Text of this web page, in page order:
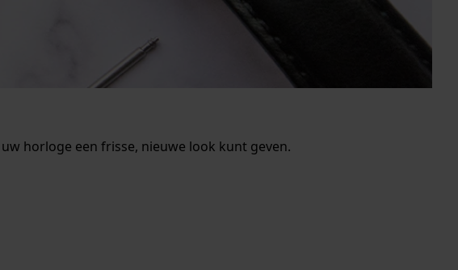
horloge een frisse, nieuwe look kunt geven.